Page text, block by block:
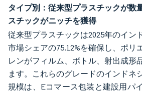
タイプ別：従来型プラスチックが数
スチックがニッチを獲得
従来型プラスチックは2025年のイン
市場シェアの75.12%を確保し、ポリ
レンがフィルム、ボトル、射出成形
ます。これらのグレードのインドネ
規模は、Eコマース包装と建設用パ